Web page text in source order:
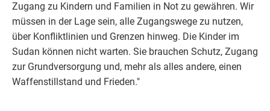
Zugang zu Kindern und Familien in Not zu gewähren. Wir
müssen in der Lage sein, alle Zugangswege zu nutzen,
über Konfliktlinien und Grenzen hinweg. Die Kinder im
Sudan können nicht warten. Sie brauchen Schutz, Zugang
zur Grundversorgung und, mehr als alles andere, einen
Waffenstillstand und Frieden."